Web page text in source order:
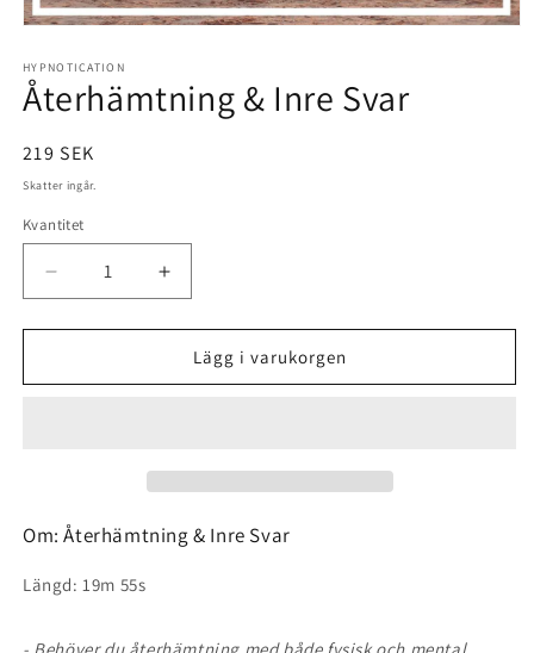
1
modalfönster
HYPNOTICATION
Återhämtning & Inre Svar
Ordinarie
pris
219 SEK
Skatter ingår.
Kvantitet
Minska
kvantitet
för
&amp;
Öka
kvantitet
för
Återhämtning
&amp;
Lägg i varukorgen
Om: Återhämtning & Inre Svar
Längd: 19m 55s